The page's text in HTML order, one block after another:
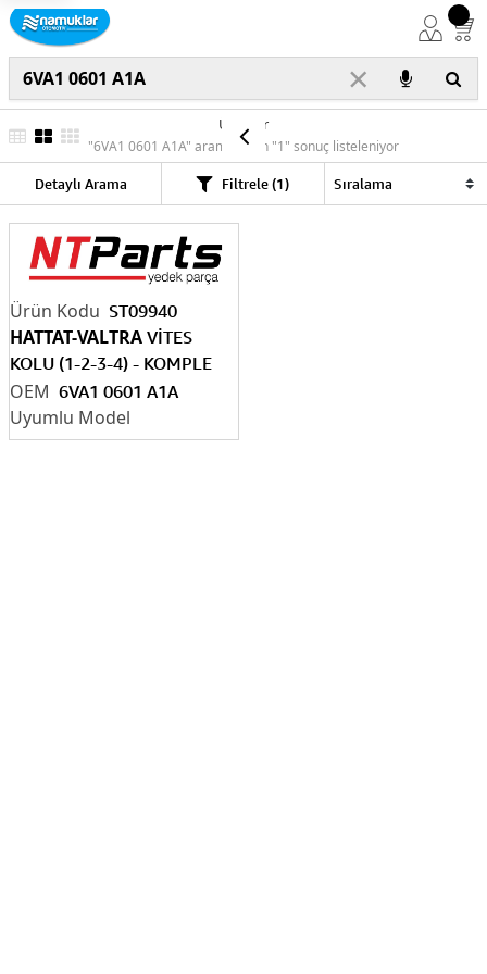
×
Ürünler
"6VA1 0601 A1A" araması için "1" sonuç listeleniyor
Detaylı Arama Filtrele (1)
ST09940
6VA1 0601 A1A
HATTAT-VALTRA VİTES
KOLU (1-2-3-4) - KOMPLE
6VA1 0601 A1A